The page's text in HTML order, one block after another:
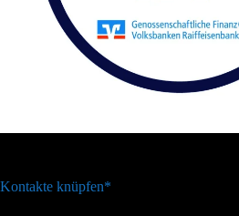
Kontakte knüpfen*